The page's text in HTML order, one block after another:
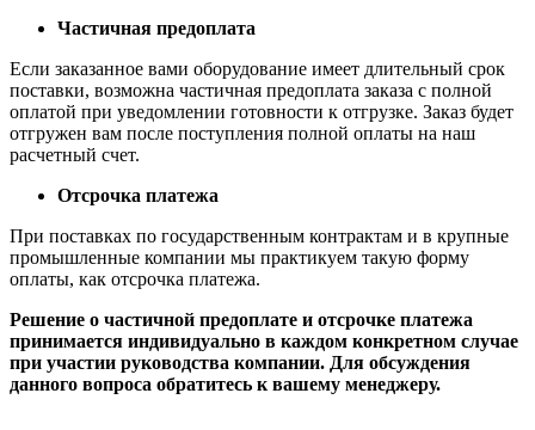
Частичная предоплата
Если заказанное вами оборудование имеет длительный срок
поставки, возможна частичная предоплата заказа с полной
оплатой при уведомлении готовности к отгрузке. Заказ будет
отгружен вам после поступления полной оплаты на наш
расчетный счет.
Отсрочка платежа
При поставках по государственным контрактам и в крупные
промышленные компании мы практикуем такую форму
оплаты, как отсрочка платежа.
Решение о частичной предоплате и отсрочке платежа
принимается индивидуально в каждом конкретном случае
при участии руководства компании. Для обсуждения
данного вопроса обратитесь к вашему менеджеру.